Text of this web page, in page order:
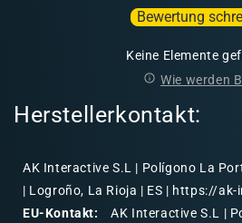
Bewertung
Keine Elemente
Wie werden
Herstellerkontakt:
AK Interactive S.L | Polígono La
| Logroño, La Rioja | ES | https://
EU-Kontakt:
AK Interactive S.L |